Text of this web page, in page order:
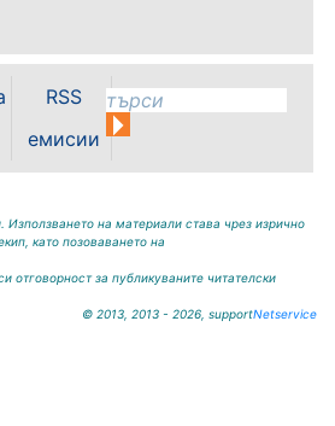
събраха
на Панаирни
Читалища и
RSS
емисии
Използването на материали става чрез изрично
като позоваването на
отговорност за публикуваните читателски
© 2013, 2013 - 2026, supportNetservice